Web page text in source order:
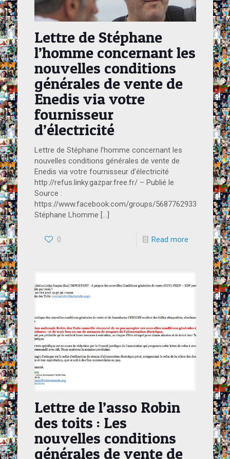
Lettre de Stéphane
l’homme concernant les
nouvelles conditions
générales de vente de
Enedis via votre
fournisseur
d’électricité
Lettre de Stéphane l’homme concernant les
nouvelles conditions générales de vente de
Enedis via votre fournisseur d’électricité
http://refus.linky.gazpar.free.fr/ – Publié le
Source :
https://www.facebook.com/groups/568776293307227/
Stéphane Lhomme […]
0 Read more
Lettre de l’asso Robin
des toits : Les
nouvelles conditions
générales de vente de